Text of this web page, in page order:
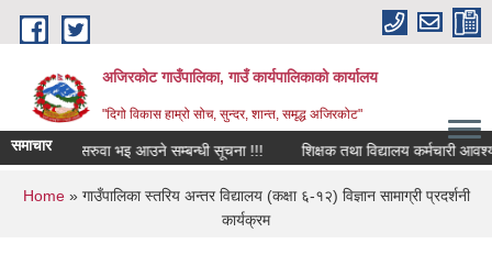
Skip to main content
अजिरकोट गाउँपालिका, गाउँ कार्यपालिकाको कार्यालय
"दिगो विकास हाम्रो सोच, सुन्दर, शान्त, समृद्ध अजिरकोट"
समाचार
पदमा सरुवा भइ आउने सम्बन्धी सूचना !!! शिक्षक तथा विद्यालय कर्मचारी आवश्यक्ता
You are here
Home» गाउँपालिका स्तरिय अन्तर विद्यालय (कक्षा ६-१२) विज्ञान सामाग्री प्रदर्शनी
कार्यक्रम